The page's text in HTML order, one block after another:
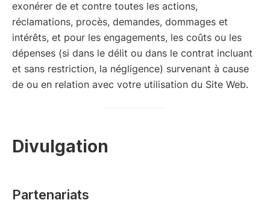
exonérer de et contre toutes les actions,
réclamations, procès, demandes, dommages et
intérêts, et pour les engagements, les coûts ou les
dépenses (si dans le délit ou dans le contrat incluant
et sans restriction, la négligence) survenant à cause
de ou en relation avec votre utilisation du Site Web.
Divulgation
Partenariats